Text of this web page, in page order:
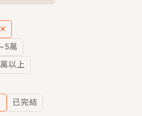
穿越遠古後成了野人娘子》你
✕
萬
以上
已完結